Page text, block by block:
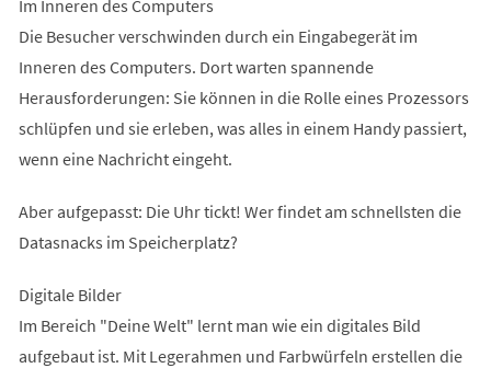
Im Inneren des Computers
Die Besucher verschwinden durch ein Eingabegerät im
Inneren des Computers. Dort warten spannende
Herausforderungen: Sie können in die Rolle eines Prozessors
schlüpfen und sie erleben, was alles in einem Handy passiert,
wenn eine Nachricht eingeht.
Aber aufgepasst: Die Uhr tickt! Wer findet am schnellsten die
Datasnacks im Speicherplatz?
Digitale Bilder
Im Bereich "Deine Welt" lernt man wie ein digitales Bild
aufgebaut ist. Mit Legerahmen und Farbwürfeln erstellen die